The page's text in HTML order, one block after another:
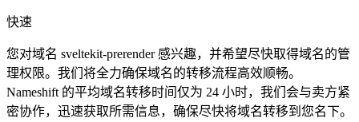
快速
您对域名 sveltekit-prerender 感兴趣，并希望尽快取得域名的管
理权限。我们将全力确保域名的转移流程高效顺畅。
Nameshift 的平均域名转移时间仅为 24 小时，我们会与卖方紧
密协作，迅速获取所需信息，确保尽快将域名转移到您名下。